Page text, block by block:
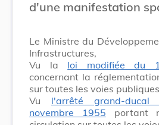
d'une manifestation
Le Ministre du
Infrastructures,
Vu la loi modifiée du
concernant la
sur toutes les voies
Vu l'arrêté grand-
novembre 1955 portant